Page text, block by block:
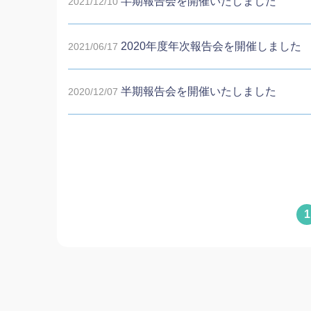
2021/06/17 2020年度年次報告会を開催しました
2020/12/07 半期報告会を開催いたしました
1